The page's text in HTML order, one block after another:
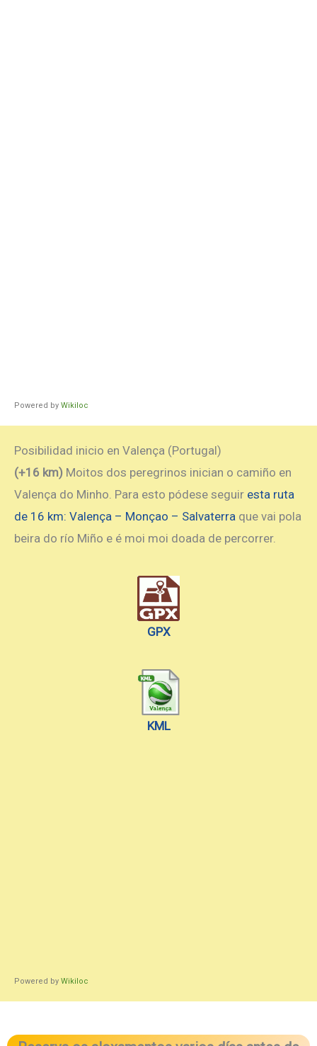
Powered by Wikiloc
Posibilidad inicio en Valença (Portugal)
(+16 km) Moitos dos peregrinos inician o camiño en
Valença do Minho. Para esto pódese seguir esta ruta
de 16 km: Valença – Monçao – Salvaterra que vai pola
beira do río Miño e é moi moi doada de percorrer.
GPX
KML
Powered by Wikiloc